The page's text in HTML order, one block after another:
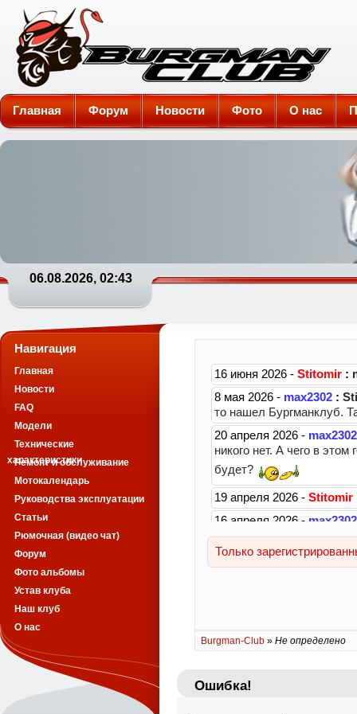
Burgman-Club
Главная Форум Новости Фото О нас
06.08.2026, 02:43
Burgman-Club » Не определено
Ошибка!
Навигация
Главная
Новости
FAQ
Модели
Технические
характеристики
Ремонт и обслуживание
Мотокалендарь
Руководства эксплуатации
Статьи
Рюмочная (видео чат)
Форум
Фото альбомы
Устав клуба
Наш клуб
О нас